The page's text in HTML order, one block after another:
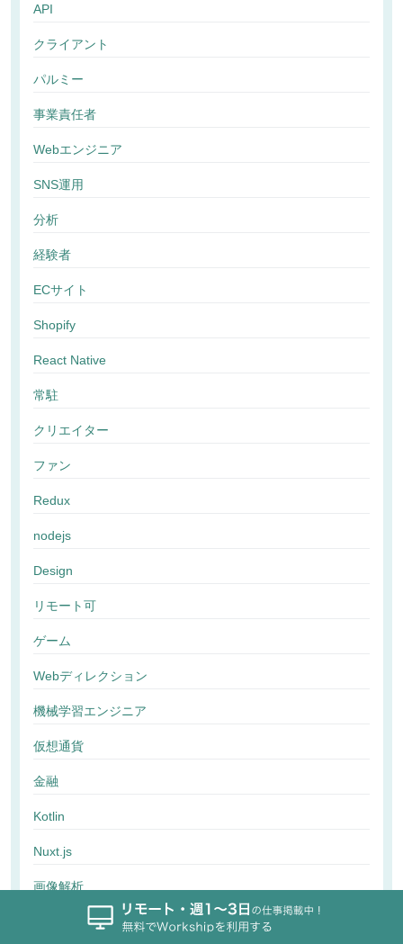
API
クライアント
パルミー
事業責任者
Webエンジニア
SNS運用
分析
経験者
ECサイト
Shopify
React Native
常駐
クリエイター
ファン
Redux
nodejs
Design
リモート可
ゲーム
Webディレクション
機械学習エンジニア
仮想通貨
金融
Kotlin
Nuxt.js
画像解析